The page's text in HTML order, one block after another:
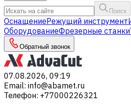
Поиск
ОснащениеРежущий инструмент
ОборудованиеФрезерные станки
Обратный звонок
07.08.2026, 09:19
Email: info@abamet.ru
Телефон: +77000226321